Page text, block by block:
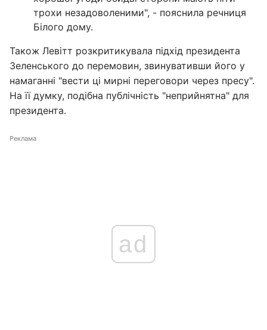
трохи незадоволеними", - пояснила речниця
Білого дому.
Також Левітт розкритикувала підхід президента
Зеленського до перемовин, звинувативши його у
намаганні "вести ці мирні переговори через пресу".
На її думку, подібна публічність "неприйнятна" для
президента.
Реклама
ad